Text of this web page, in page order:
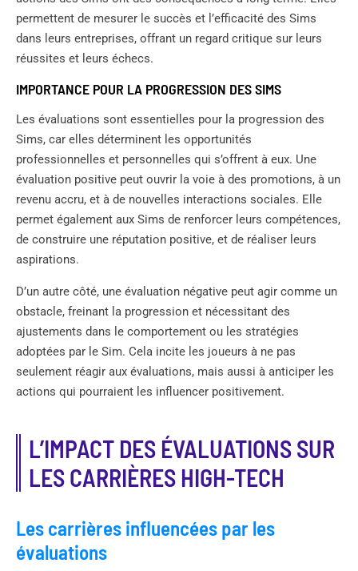
permettent de mesurer le succès et l’efficacité des Sims
dans leurs entreprises, offrant un regard critique sur leurs
réussites et leurs échecs.
IMPORTANCE POUR LA PROGRESSION DES SIMS
Les évaluations sont essentielles pour la progression des
Sims, car elles déterminent les opportunités
professionnelles et personnelles qui s’offrent à eux. Une
évaluation positive peut ouvrir la voie à des promotions, à un
revenu accru, et à de nouvelles interactions sociales. Elle
permet également aux Sims de renforcer leurs compétences,
de construire une réputation positive, et de réaliser leurs
aspirations.
D’un autre côté, une évaluation négative peut agir comme un
obstacle, freinant la progression et nécessitant des
ajustements dans le comportement ou les stratégies
adoptées par le Sim. Cela incite les joueurs à ne pas
seulement réagir aux évaluations, mais aussi à anticiper les
actions qui pourraient les influencer positivement.
L’IMPACT DES ÉVALUATIONS SUR
LES CARRIÈRES HIGH-TECH
Les carrières influencées par les
évaluations